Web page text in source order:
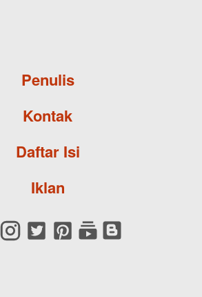
Penulis
Kontak
Daftar Isi
Iklan